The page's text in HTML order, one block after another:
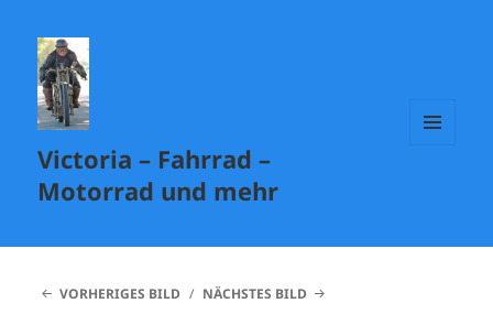
Victoria – Fahrrad –
Motorrad und mehr
VORHERIGES BILD NÄCHSTES BILD